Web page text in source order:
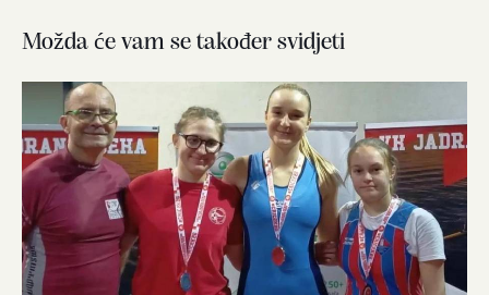
Možda će vam se također svidjeti